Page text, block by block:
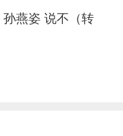
燕姿 说不（转